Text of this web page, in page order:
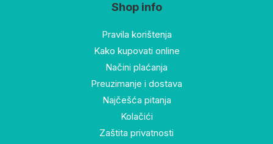
Shop info
Pravila korištenja
Kako kupovati online
Načini plaćanja
Preuzimanje i dostava
Najčešća pitanja
Kolačići
Zaštita privatnosti